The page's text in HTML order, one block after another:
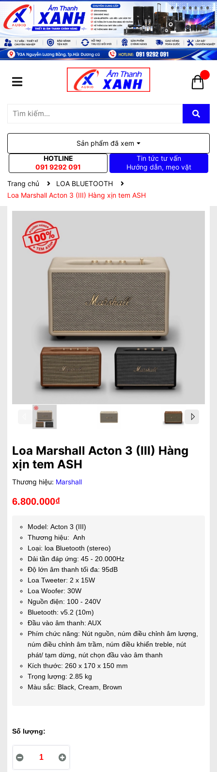
Sản phẩm đã xem
HOTLINE
091 9292 091
Tin tức tư vấn
Hướng dẫn, mẹo vặt
Trang chủ
LOA BLUETOOTH
Loa Marshall Acton 3 (III) Hàng xịn tem ASH
Loa Marshall Acton 3 (III) Hàng
xịn tem ASH
Thương hiệu: Marshall
6.800.000₫
Model: Acton 3 (III)
Thương hiệu: Anh
Loại: loa Bluetooth (stereo)
Dải tần đáp ứng: 45 - 20.000Hz
Độ lớn âm thanh tối đa: 95dB
Loa Tweeter: 2 x 15W
Loa Woofer: 30W
Nguồn điện: 100 - 240V
Bluetooth: v5.2 (10m)
Đầu vào âm thanh: AUX
Phím chức năng: Nút nguồn, núm điều chỉnh âm lượng,
núm điều chỉnh âm trầm, núm điều khiển treble, nút
phát/ tạm dừng, nút chọn đầu vào âm thanh
Kích thước: 260 x 170 x 150 mm
Trọng lượng: 2.85 kg
Màu sắc: Black, Cream, Brown
Số lượng: